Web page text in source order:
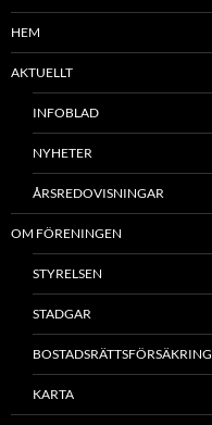
HEM
AKTUELLT
INFOBLAD
NYHETER
ÅRSREDOVISNINGAR
OM FÖRENINGEN
STYRELSEN
STADGAR
BOSTADSRÄTTSFÖRSÄKRING
KARTA